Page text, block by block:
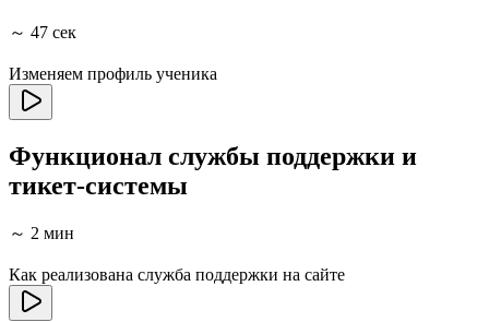
～ 47 сек
Изменяем профиль ученика
Функционал службы поддержки и
тикет-системы
～ 2 мин
Как реализована служба поддержки на сайте